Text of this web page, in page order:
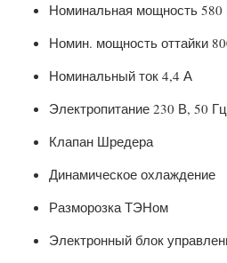
Номинальная мощность 580
Номин. мощность оттайки
Номинальный ток 4,4 А
Электропитание 230 В, 50 Гц
Клапан Шредера
Динамическое охлаждение
Разморозка ТЭНом
Электронный блок